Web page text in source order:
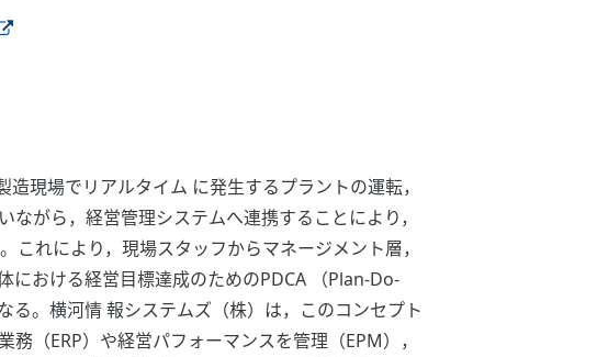
現場でリアルタイム に発生するプラントの運転，
がら，経営管理システムへ連携することにより，
れにより，現場スタッフからマネージメント層，
における経営目標達成のためのPDCA （Plan-Do-
。横河情 報システムズ（株）は，このコンセプト
（ERP）や経営パフォーマンスを管理（EPM），